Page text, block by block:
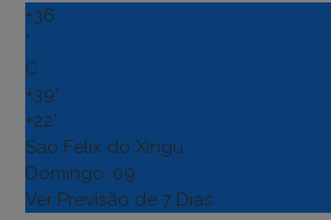
+36
°
C
+39°
+22°
Sao Felix do Xingu
Domingo, 09
Ver Previsão de 7 Dias